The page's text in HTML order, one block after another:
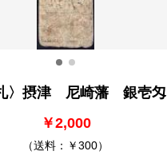
札〉摂津 尼崎藩 銀壱匁
￥2,000
（送料：￥300）